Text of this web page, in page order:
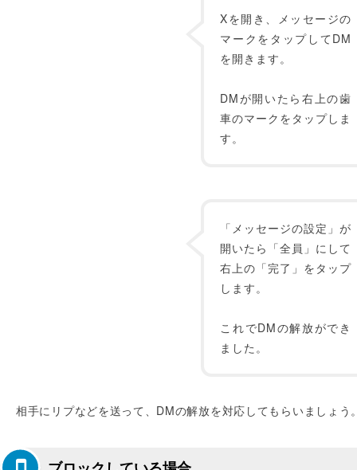
Xを開き、メッセージの
マークをタップしてDM
を開きます。
DMが開いたら右上の歯
車のマークをタップしま
す。
「メッセージの設定」が
開いたら「全員」にして
右上の「完了」をタップ
します。
これでDMの解放ができ
ました。
相手にリプなどを送って、DMの解放を対応してもらいましょう